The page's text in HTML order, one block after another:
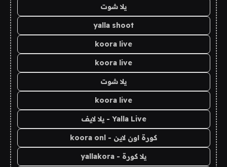
يلا شوت
yalla shoot
koora live
koora live
يلا شوت
koora live
Yalla Live - يلا لايف
كورة اون لاين - koora onl
يلا كورة - yallakora